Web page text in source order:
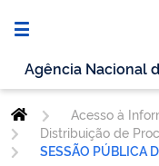
Agência Nacional
Acesso à
Distribuição de